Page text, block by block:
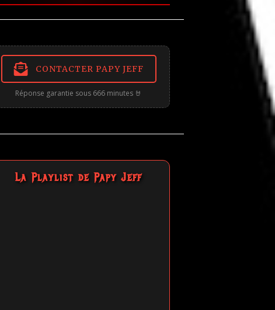
CONTACTER PAPY JEFF
Réponse garantie sous 666 minutes 🤘
La Playlist de Papy Jeff